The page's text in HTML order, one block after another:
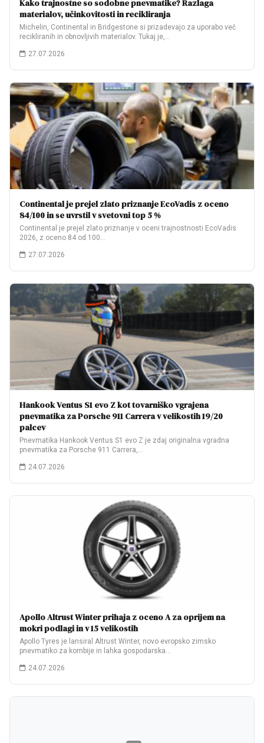
Kako trajnostne so sodobne pnevmatike? Razlaga
materialov, učinkovitosti in recikliranja
Michelin, Continental in Bridgestone si prizadevajo za uporabo več
recikliranih in obnovljivih materialov. Tukaj je,…
27.07.2026
Continental je prejel zlato priznanje EcoVadis z oceno
84/100 in se uvrstil v svetovni top 5 %
Continental je prejel zlato priznanje v oceni trajnostnosti EcoVadis
2026, z oceno 84 od 100…
27.07.2026
Hankook Ventus S1 evo Z kot tovarniško vgrajena
pnevmatika za Porsche 911 Carrera v velikostih 19/20
palcev
Pnevmatika Hankook Ventus S1 evo Z je zdaj originalna vgradna
pnevmatika za Porsche 911 Carrera,…
24.07.2026
Apollo Altrust Winter prihaja z oceno A za oprijem na
mokri podlagi in v 15 velikostih
Apollo Tyres je lansiral Altrust Winter, novo evropsko zimsko
pnevmatiko za kombije in lahka gospodarska…
24.07.2026